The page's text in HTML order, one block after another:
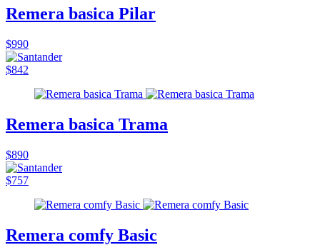
Remera basica Pilar
$990
$842
Remera basica Trama
$890
$757
Remera comfy Basic